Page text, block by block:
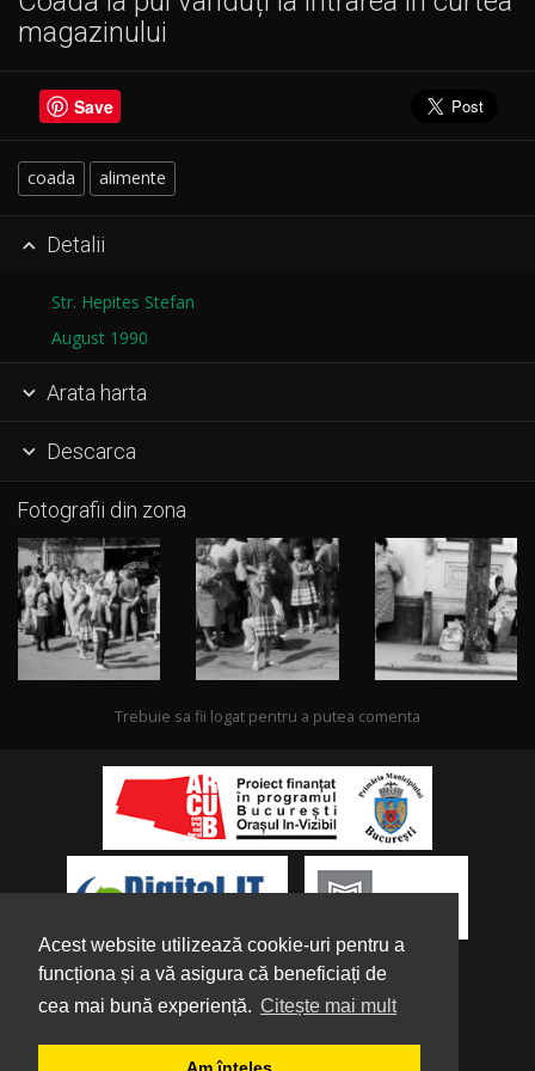
Acest website utilizează cookie-uri pentru a
funcționa și a vă asigura că beneficiați de
cea mai bună experiență. Citește mai mult
magazinului
Save
coada alimente
 Detalii
Str. Hepites Stefan
August 1990
 Arata harta
 Descarca
Fotografii din zona
Trebuie sa fii logat pentru a putea comenta
Despre noi | Parteneri